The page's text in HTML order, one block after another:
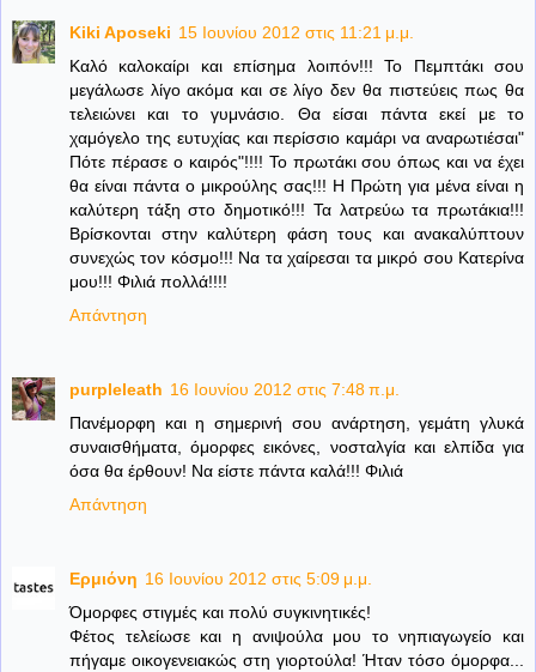
Kiki Aposeki 15 Ιουνίου 2012 στις 11:21 μ.μ.
Καλό καλοκαίρι και επίσημα λοιπόν!!! Το Πεμπτάκι σου
μεγάλωσε λίγο ακόμα και σε λίγο δεν θα πιστεύεις πως θα
τελειώνει και το γυμνάσιο. Θα είσαι πάντα εκεί με το
χαμόγελο της ευτυχίας και περίσσιο καμάρι να αναρωτιέσαι"
Πότε πέρασε ο καιρός"!!!! Το πρωτάκι σου όπως και να έχει
θα είναι πάντα ο μικρούλης σας!!! Η Πρώτη για μένα είναι η
καλύτερη τάξη στο δημοτικό!!! Τα λατρεύω τα πρωτάκια!!!
Βρίσκονται στην καλύτερη φάση τους και ανακαλύπτουν
συνεχώς τον κόσμο!!! Να τα χαίρεσαι τα μικρό σου Κατερίνα
μου!!! Φιλιά πολλά!!!!
Απάντηση
purpleleath 16 Ιουνίου 2012 στις 7:48 π.μ.
Πανέμορφη και η σημερινή σου ανάρτηση, γεμάτη γλυκά
συναισθήματα, όμορφες εικόνες, νοσταλγία και ελπίδα για
όσα θα έρθουν! Να είστε πάντα καλά!!! Φιλιά
Απάντηση
Ερμιόνη 16 Ιουνίου 2012 στις 5:09 μ.μ.
Όμορφες στιγμές και πολύ συγκινητικές!
Φέτος τελείωσε και η ανιψούλα μου το νηπιαγωγείο και
πήγαμε οικογενειακώς στη γιορτούλα! Ήταν τόσο όμορφα...